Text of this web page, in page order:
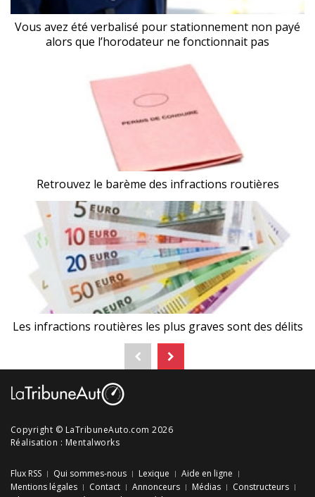
Vous avez été verbalisé pour stationnement non payé
alors que l’horodateur ne fonctionnait pas
Retrouvez le barème des infractions routières
Les infractions routières les plus graves sont des délits
Copyright © LaTribuneAuto.com 2026
Réalisation : Mentalworks
Flux RSS Qui sommes-nous Lexique
Aide en ligne
Mentions légales
Contact Annonceurs Médias
Constructeurs